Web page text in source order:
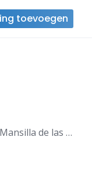
toevoegen
Avenida Constitución 28, 24210 Mansilla de las Mulas, León, Spanje